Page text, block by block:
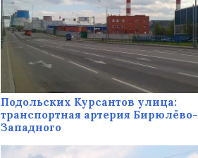
Подольских Курсантов улица:
транспортная артерия Бирюлёво-
Западного